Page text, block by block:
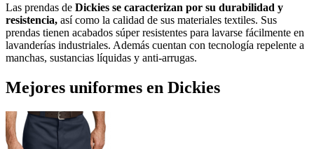
Las prendas de Dickies se caracterizan por su durabilidad y
resistencia, así como la calidad de sus materiales textiles. Sus
prendas tienen acabados súper resistentes para lavarse fácilmente en
lavanderías industriales. Además cuentan con tecnología repelente a
manchas, sustancias líquidas y anti-arrugas.
Mejores uniformes en Dickies